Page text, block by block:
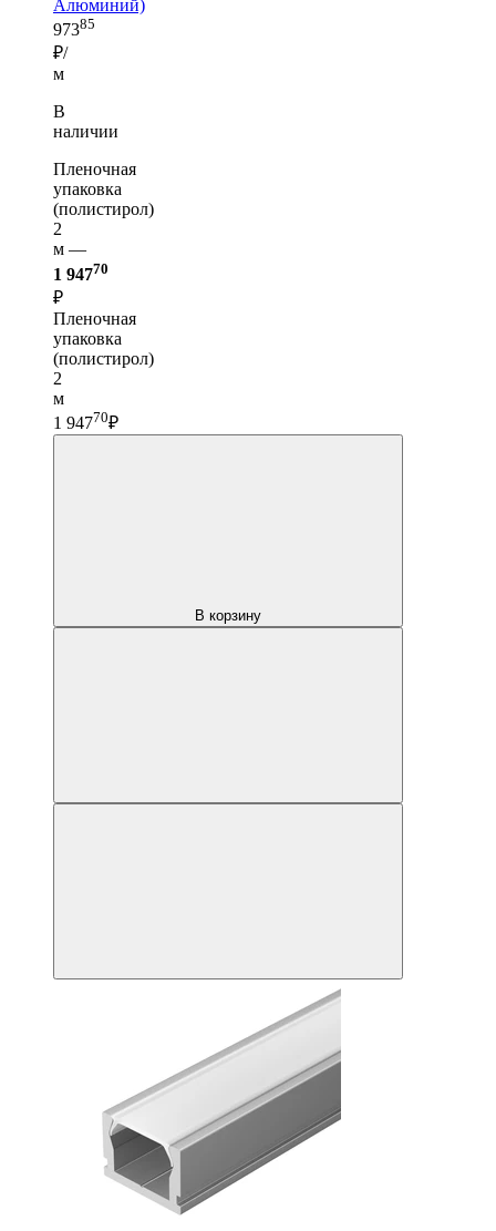
Алюминий)
97385
₽/
м
В
наличии
Пленочная
упаковка
(полистирол)
2
м —
1 94770
₽
Пленочная
упаковка
(полистирол)
2
м
1 94770₽
В корзину